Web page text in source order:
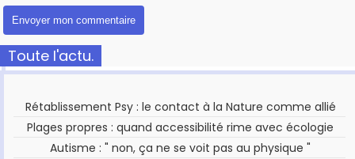
Toute l'actu.
Rétablissement Psy : le contact à la Nature comme allié
Plages propres : quand accessibilité rime avec écologie
Autisme : " non, ça ne se voit pas au physique "